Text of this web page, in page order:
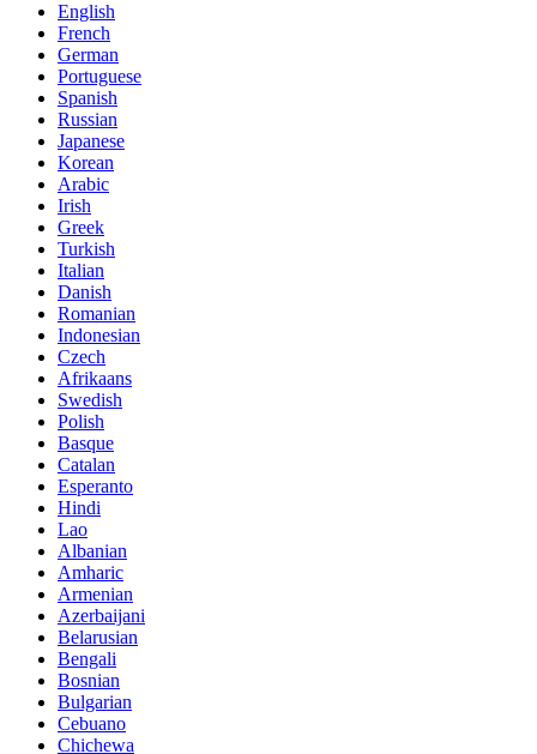
English
French
German
Portuguese
Spanish
Russian
Japanese
Korean
Arabic
Irish
Greek
Turkish
Italian
Danish
Romanian
Indonesian
Czech
Afrikaans
Swedish
Polish
Basque
Catalan
Esperanto
Hindi
Lao
Albanian
Amharic
Armenian
Azerbaijani
Belarusian
Bengali
Bosnian
Bulgarian
Cebuano
Chichewa